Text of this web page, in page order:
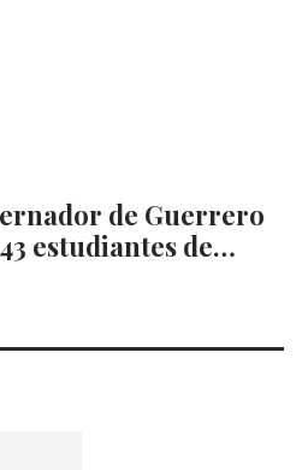
de Guerrero
estudiantes de…